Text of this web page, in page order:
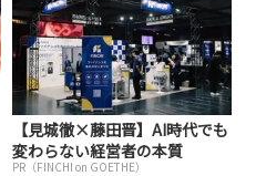
【見城徹×藤田晋】AI時代でも
変わらない経営者の本質
PR（FINCHI on GOETHE）